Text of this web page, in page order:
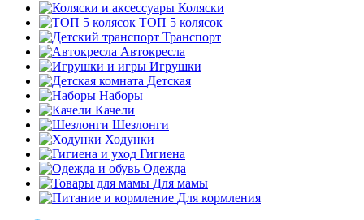
Коляски
ТОП 5 колясок
Транспорт
Автокресла
Игрушки
Детская
Наборы
Качели
Шезлонги
Ходунки
Гигиена
Одежда
Для мамы
Для кормления